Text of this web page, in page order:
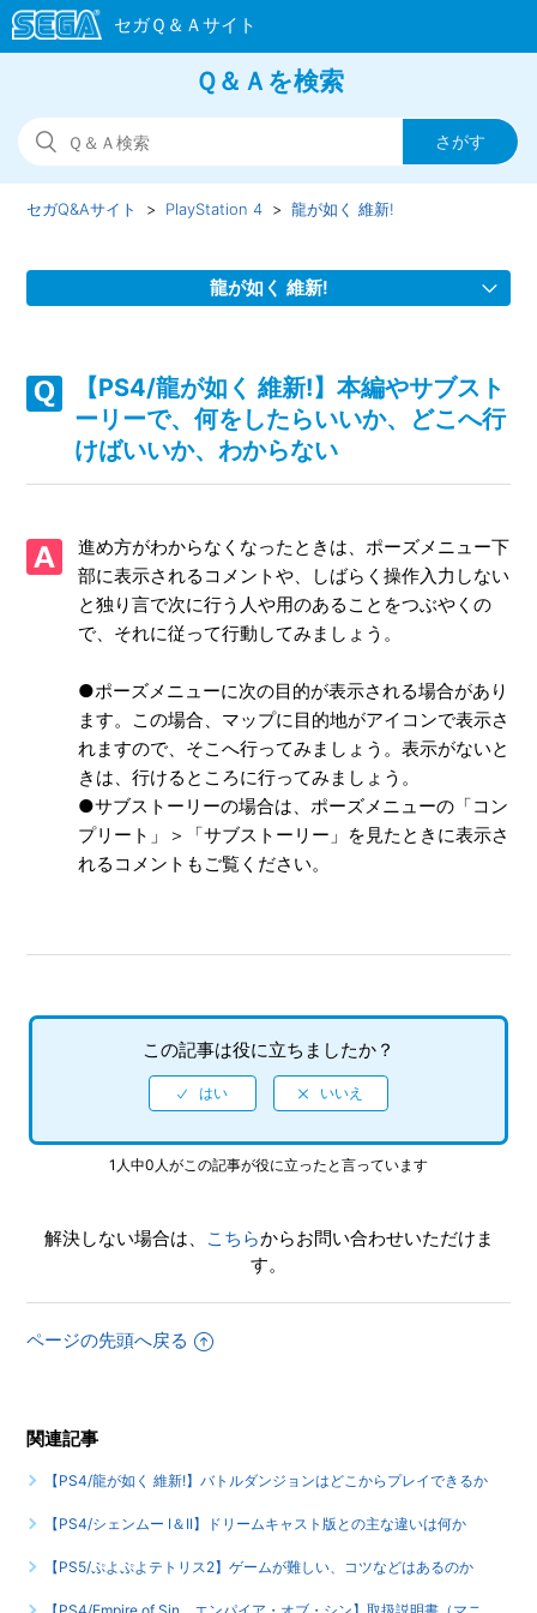
Ｑ＆Ａを検索
セガQ&Aサイト PlayStation 4 龍が如く 維新!
龍が如く 維新!
て、行えなくなるサブストーリーや天啓はあるか
【PS4/龍が如く 維新!】本編やサブストーリーで、何をした
らいいか、どこへ行けばいいか、わからない
できるか
【PS4/龍が如く 維新!】「遥」は登場するか
【PS4/龍が如く 維新!】難易度設定はあるのか
【PS4/龍が如く 維新!】トロフィー機能に対応しているのか
【PS4/龍が如く 維新!】オンラインに接続しないと入手でき
【PS4/龍が如く 維新!】インターネットプレイに対応してい
【PS4/龍が如く 維新!】本編やサブスト
ーリーで、何をしたらいいか、どこへ行
けばいいか、わからない
進め方がわからなくなったときは、ポーズメニュー下
部に表示されるコメントや、しばらく操作入力しない
と独り言で次に行う人や用のあることをつぶやくの
で、それに従って行動してみましょう。
●ポーズメニューに次の目的が表示される場合があり
ます。この場合、マップに目的地がアイコンで表示さ
れますので、そこへ行ってみましょう。表示がないと
きは、行けるところに行ってみましょう。
●サブストーリーの場合は、ポーズメニューの「コン
プリート」＞「サブストーリー」を見たときに表示さ
れるコメントもご覧ください。
この記事は役に立ちましたか？
1人中0人がこの記事が役に立ったと言っています
解決しない場合は、 こちらからお問い合わせいただけま
す。
ページの先頭へ戻る
関連記事
【PS4/龍が如く 維新!】バトルダンジョンはどこからプレイできるか
【PS4/シェンムー I＆II】ドリームキャスト版との主な違いは何か
【PS5/ぷよぷよテトリス2】ゲームが難しい、コツなどはあるのか